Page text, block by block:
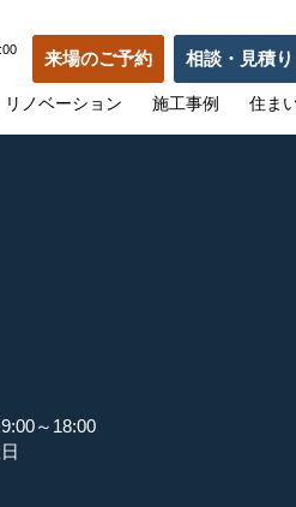
来場のご予約 相談・見積り
リノベーション 施工事例 住ま
～18:00